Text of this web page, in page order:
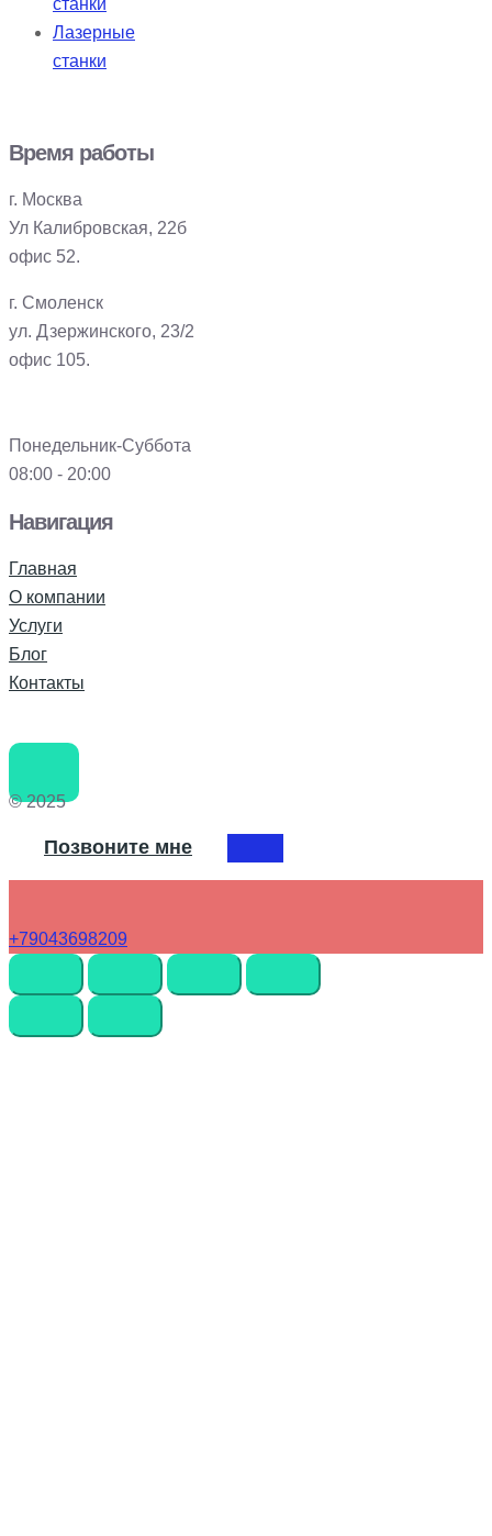
станки
Лазерные
станки
Время работы
г. Москва
Ул Калибровская, 22б
офис 52.
г. Смоленск
ул. Дзержинского, 23/2
офис 105.
Понедельник-Суббота
08:00 - 20:00
Навигация
Главная
О компании
Услуги
Блог
Контакты
© 2025
Позвоните мне
+79043698209